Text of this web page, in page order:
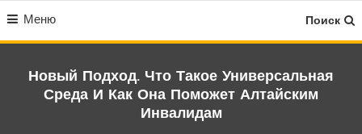
Меню Поиск
Новый Подход. Что Такое Универсальная
Среда И Как Она Поможет Алтайским
Инвалидам